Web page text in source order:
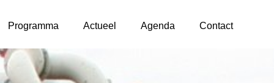
Programma Actueel Agenda Contact